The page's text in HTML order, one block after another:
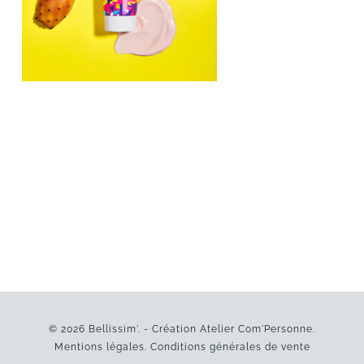
© 2026 Bellissim'. - Création Atelier Com'Personne.
Mentions légales. Conditions générales de vente